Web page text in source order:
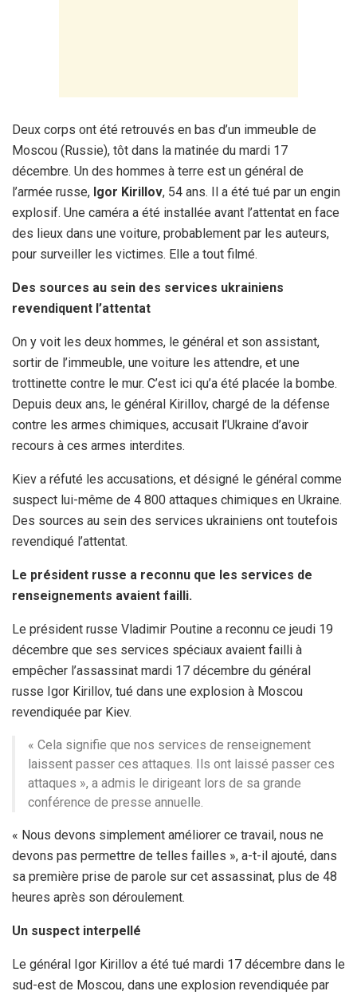
Deux corps ont été retrouvés en bas d’un immeuble de
Moscou (Russie), tôt dans la matinée du mardi 17
décembre. Un des hommes à terre est un général de
l’armée russe, Igor Kirillov, 54 ans. Il a été tué par un engin
explosif. Une caméra a été installée avant l’attentat en face
des lieux dans une voiture, probablement par les auteurs,
pour surveiller les victimes. Elle a tout filmé.
Des sources au sein des services ukrainiens
revendiquent l’attentat
On y voit les deux hommes, le général et son assistant,
sortir de l’immeuble, une voiture les attendre, et une
trottinette contre le mur. C’est ici qu’a été placée la bombe.
Depuis deux ans, le général Kirillov, chargé de la défense
contre les armes chimiques, accusait l’Ukraine d’avoir
recours à ces armes interdites.
Kiev a réfuté les accusations, et désigné le général comme
suspect lui-même de 4 800 attaques chimiques en Ukraine.
Des sources au sein des services ukrainiens ont toutefois
revendiqué l’attentat.
Le président russe a reconnu que les services de
renseignements avaient failli.
Le président russe Vladimir Poutine a reconnu ce jeudi 19
décembre que ses services spéciaux avaient failli à
empêcher l’assassinat mardi 17 décembre du général
russe Igor Kirillov, tué dans une explosion à Moscou
revendiquée par Kiev.
« Cela signifie que nos services de renseignement
laissent passer ces attaques. Ils ont laissé passer ces
attaques », a admis le dirigeant lors de sa grande
conférence de presse annuelle.
« Nous devons simplement améliorer ce travail, nous ne
devons pas permettre de telles failles », a-t-il ajouté, dans
sa première prise de parole sur cet assassinat, plus de 48
heures après son déroulement.
Un suspect interpellé
Le général Igor Kirillov a été tué mardi 17 décembre dans le
sud-est de Moscou, dans une explosion revendiquée par